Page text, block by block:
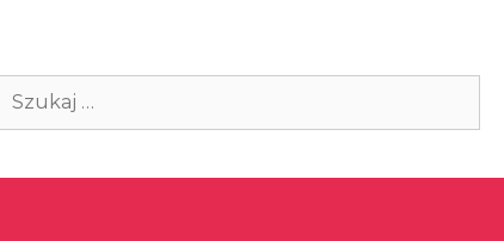
Szukaj: